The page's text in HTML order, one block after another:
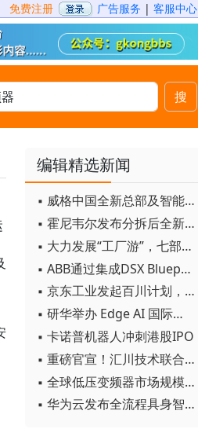
免费注册 广告服务 | 客服中心
搜
编辑精选新闻
▪ 威格中国全新总部及智能工厂启用
▪ 霍尼韦尔发布分拆后全新品牌：霍尼韦尔科技与霍尼韦尔航空航天
▪ 大力发展“工厂游”，七部门联合发文！
▪ ABB通过集成DSX Blueprint AI基础设施，扩大与英伟达的合作
▪ 京东工业发起百川计划， 构建工业大模型新生态
▪ 研华举办 Edge AI 国际论坛
▪ 卡诺普机器人冲刺港股IPO
▪ 重磅官宣！汇川技术联合发起 D12 联盟，开创产教融合新范式
▪ 全球低压变频器市场规模2030年将超170亿美元
▪ 华为云发布全流程具身智能开发平台CloudRobo